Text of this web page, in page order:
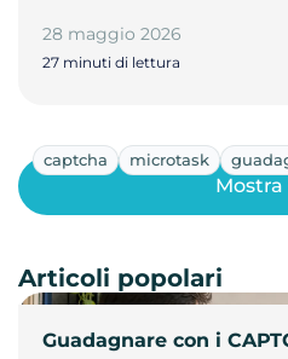
28 maggio 2026
27 minuti di lettura
captcha microtask
Guadagnare con i
Articoli popolari